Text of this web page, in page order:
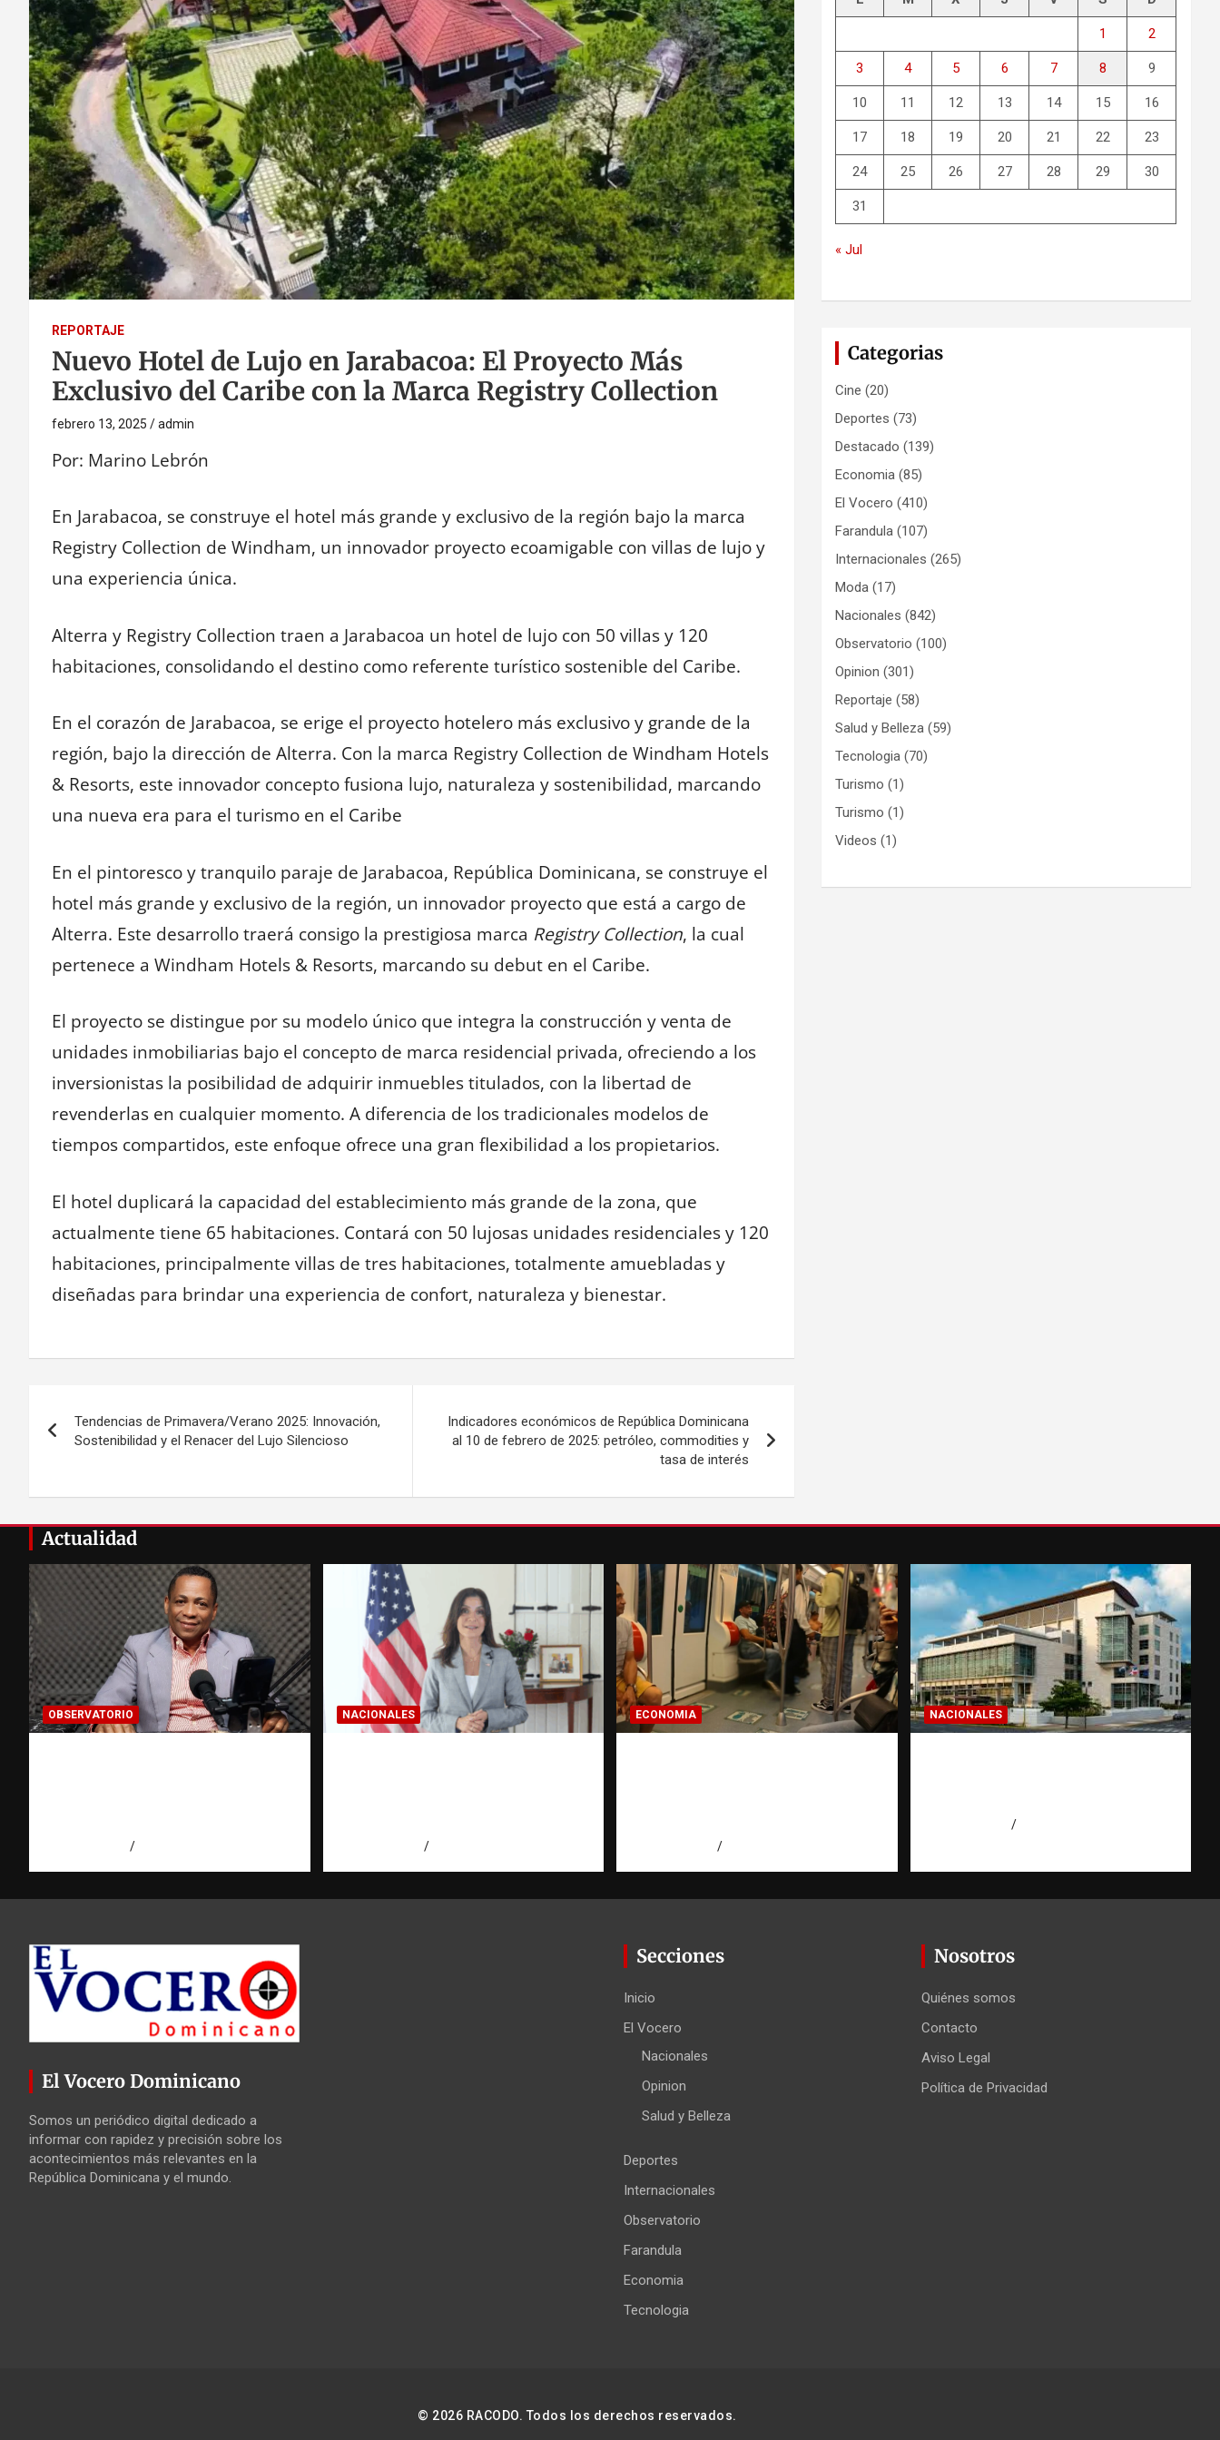
REPORTAJE
Nuevo Hotel de Lujo en Jarabacoa: El Proyecto Más
Exclusivo del Caribe con la Marca Registry Collection
febrero 13, 2025 admin
Por: Marino Lebrón
En Jarabacoa, se construye el hotel más grande y exclusivo de la región bajo la marca
Registry Collection de Windham, un innovador proyecto ecoamigable con villas de lujo y
una experiencia única.
Alterra y Registry Collection traen a Jarabacoa un hotel de lujo con 50 villas y 120
habitaciones, consolidando el destino como referente turístico sostenible del Caribe.
En el corazón de Jarabacoa, se erige el proyecto hotelero más exclusivo y grande de la
región, bajo la dirección de Alterra. Con la marca Registry Collection de Windham Hotels
& Resorts, este innovador concepto fusiona lujo, naturaleza y sostenibilidad, marcando
una nueva era para el turismo en el Caribe
En el pintoresco y tranquilo paraje de Jarabacoa, República Dominicana, se construye el
hotel más grande y exclusivo de la región, un innovador proyecto que está a cargo de
Alterra. Este desarrollo traerá consigo la prestigiosa marca Registry Collection, la cual
pertenece a Windham Hotels & Resorts, marcando su debut en el Caribe.
El proyecto se distingue por su modelo único que integra la construcción y venta de
unidades inmobiliarias bajo el concepto de marca residencial privada, ofreciendo a los
inversionistas la posibilidad de adquirir inmuebles titulados, con la libertad de
revenderlas en cualquier momento. A diferencia de los tradicionales modelos de
tiempos compartidos, este enfoque ofrece una gran flexibilidad a los propietarios.
El hotel duplicará la capacidad del establecimiento más grande de la zona, que
actualmente tiene 65 habitaciones. Contará con 50 lujosas unidades residenciales y 120
habitaciones, principalmente villas de tres habitaciones, totalmente amuebladas y
diseñadas para brindar una experiencia de confort, naturaleza y bienestar.
de
Tendencias de Primavera/Verano 2025: Innovación,
Sostenibilidad y el Renacer del Lujo Silencioso
Indicadores económicos de República Dominicana
al 10 de febrero de 2025: petróleo, commodities y
tasa de interés
1 2
3 4 5 6 7 8 9
10 11 12 13 14 15 16
17 18 19 20 21 22 23
24 25 26 27 28 29 30
31
« Jul
Categorias
Cine (20)
Deportes (73)
Destacado (139)
Economia (85)
El Vocero (410)
Farandula (107)
Internacionales (265)
Moda (17)
Nacionales (842)
Observatorio (100)
Opinion (301)
Reportaje (58)
Salud y Belleza (59)
Tecnologia (70)
Turismo (1)
Turismo (1)
Videos (1)
Actualidad
OBSERVATORIO NACIONALES ECONOMIA NACIONALES
El Vocero Dominicano
Somos un periódico digital dedicado a
informar con rapidez y precisión sobre los
acontecimientos más relevantes en la
República Dominicana y el mundo.
Secciones
Inicio
El Vocero
Nacionales
Opinion
Salud y Belleza
Deportes
Internacionales
Observatorio
Farandula
Economia
Tecnologia
Nosotros
Quiénes somos
Contacto
Aviso Legal
Política de Privacidad